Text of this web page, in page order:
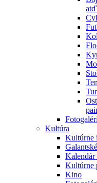
Kultúra
Kultúrne
Kalendár
Kultúrne
Kino